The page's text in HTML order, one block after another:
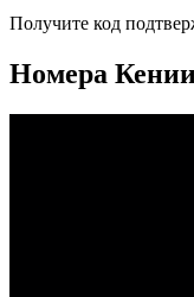
Получите код
Номера